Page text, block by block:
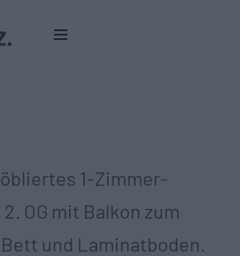
1-Zimmer-
OG mit Balkon zum
und Laminatboden.